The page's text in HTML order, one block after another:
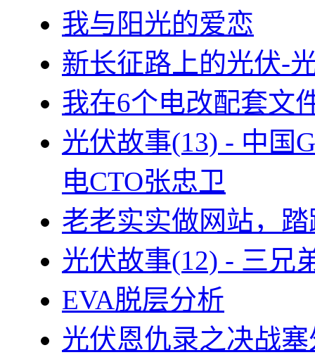
我与阳光的爱恋
新长征路上的光伏-
我在6个电改配套文
光伏故事(13) - 中国
电CTO张忠卫
老老实实做网站，
光伏故事(12) - 三兄
EVA脱层分析
光伏恩仇录之决战